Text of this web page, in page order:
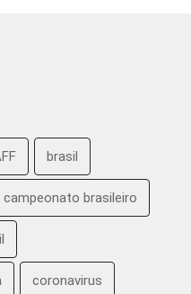
brasil
campeonato brasileiro
coronavirus